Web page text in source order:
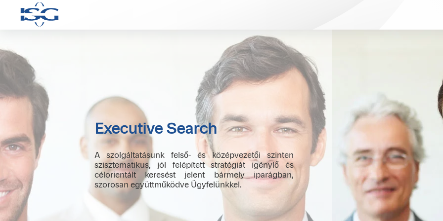
Executive Search
A szolgáltatásunk felső- és középvezetői szinten
szisztematikus, jól felépített stratégiát igénylő és
célorientált keresést jelent bármely iparágban,
szorosan együttműködve Ügyfelünkkel.